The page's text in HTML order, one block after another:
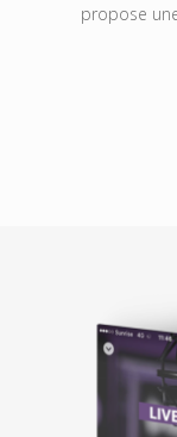
propose